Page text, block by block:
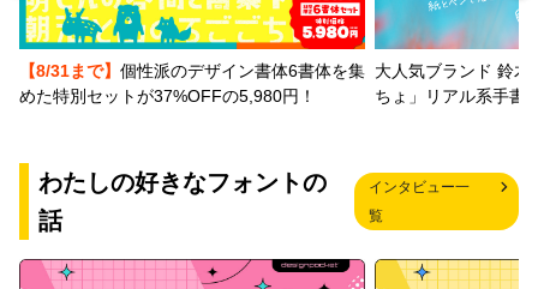
【8/31まで】 個性派のデザイン書体6書体を集
めた特別セットが37%OFFの5,980円！
大人気ブランド 鈴木
ちょ」リアル系手書
わたしの好きなフォントの
話
インタビュー一
覧